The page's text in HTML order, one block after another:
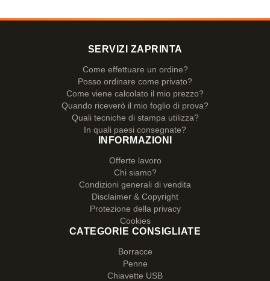
SERVIZI ZAPRINTA
Come effettuare un ordine?
Posso ordinare come privato?
Come viene calcolato il mio prezzo?
Quando riceverò il mio foglio di prova?
Quali tecniche di stampa utilizza?
In quali paesi consegnate?
INFORMAZIONI
Offerte lavoro
Chi siamo?
Condizioni generali di vendita
Disclaimer & Copyright
Protezione della privacy
Cookies
CATEGORIE CONSIGLIATE
Borracce
Penne
Chiavette USB